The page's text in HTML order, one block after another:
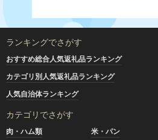
ランキングでさがす
おすすめ総合人気返礼品ランキング
カテゴリ別人気返礼品ランキング
人気自治体ランキング
カテゴリでさがす
肉・ハム類 米・パン